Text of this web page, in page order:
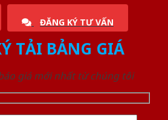
ĐĂNG KÝ TƯ VẤN
TẢI BẢNG GIÁ
giá mới nhất từ chúng tôi